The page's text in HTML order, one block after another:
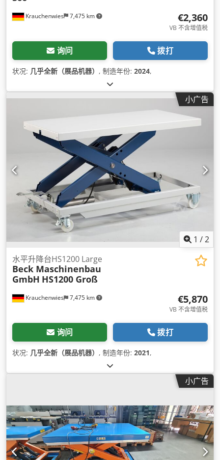
Krauchenwies 7,475 km €2,360
VB 不含增值税
询问 拨打
状况: 几乎全新（展品机器） , 制造年份: 2024,
小广告
1 /2
Krauchenwies 7,475 km
水平升降台HS1200 Large
Beck Maschinenbau
GmbH HS1200 Groß
€5,870
VB 不含增值税
询问 拨打
状况: 几乎全新（展品机器） , 制造年份: 2021,
小广告